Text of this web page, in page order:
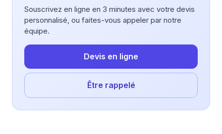
Souscrivez en ligne en 3 minutes avec votre devis
personnalisé, ou faites-vous appeler par notre
équipe.
Devis en ligne
Être rappelé